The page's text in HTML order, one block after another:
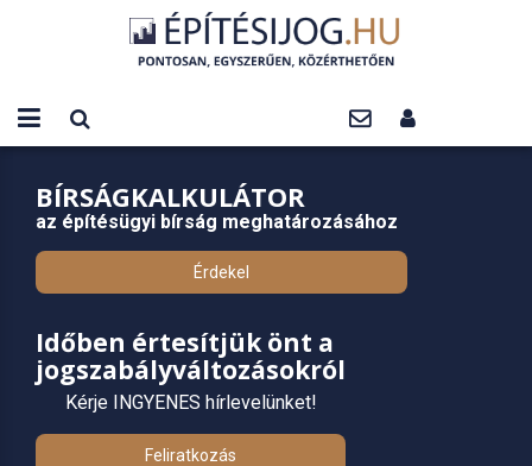
BÍRSÁGKALKULÁTOR
az építésügyi bírság meghatározásához
Érdekel
Időben értesítjük önt a
jogszabályváltozásokról
Kérje INGYENES hírlevelünket!
Feliratkozás